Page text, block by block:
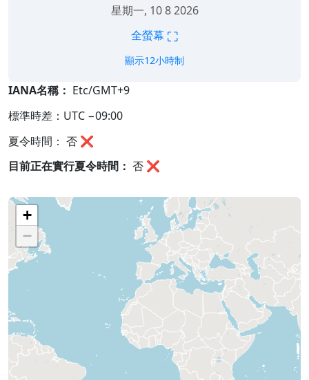
星期一, 10 8 2026
全螢幕 ⛶
顯示12小時制
IANA名稱： Etc/GMT+9
標準時差：UTC −09:00
夏令時間： 否 ❌
目前正在實行夏令時間： 否 ❌
+
−